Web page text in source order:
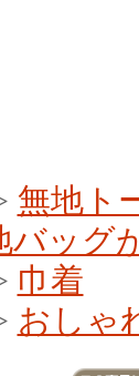
無地ト
バッグ
巾着
おしゃ